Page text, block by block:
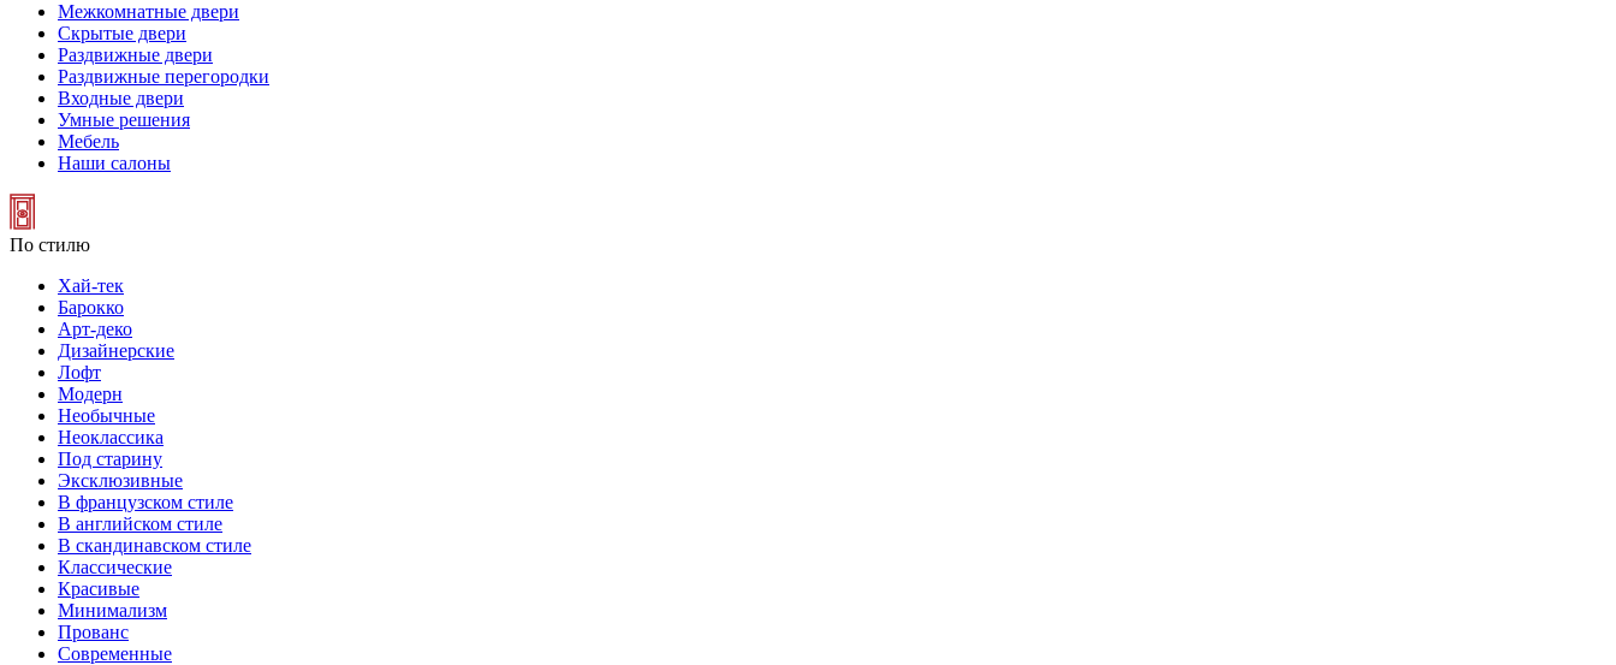
Межкомнатные двери
Скрытые двери
Раздвижные двери
Раздвижные перегородки
Входные двери
Умные решения
Мебель
Наши салоны
По стилю
Хай-тек
Барокко
Арт-деко
Дизайнерские
Лофт
Модерн
Необычные
Неоклассика
Под старину
Эксклюзивные
В французском стиле
В английском стиле
В скандинавском стиле
Классические
Красивые
Минимализм
Прованс
Современные